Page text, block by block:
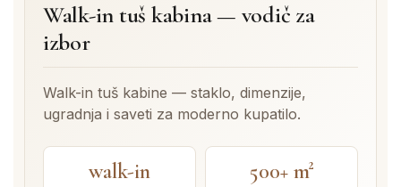
Walk-in tuš kabina — vodič za
izbor
Walk-in tuš kabine — staklo, dimenzije,
ugradnja i saveti za moderno kupatilo.
walk-in 500+ m²